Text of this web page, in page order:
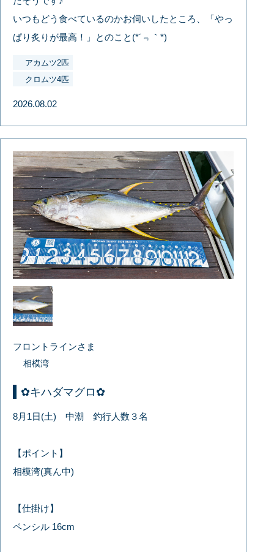
いつもどう食べているのかお伺いしたところ、「やっ
ぱり炙りが最高！」とのこと(*´﹃｀*)
アカムツ2匹
クロムツ4匹
2026.08.02
フロントラインさま
相模湾
✿キハダマグロ✿
8月1日(土) 中潮 釣行人数３名
【ポイント】
相模湾(真ん中)
【仕掛け】
ペンシル 16cm